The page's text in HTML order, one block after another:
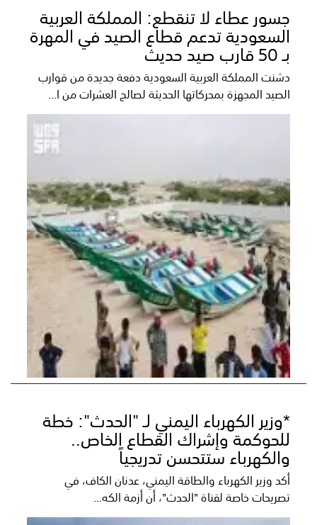
جسور عطاء لا تنقطع: المملكة العربية
السعودية تدعم قطاع الصيد في المهرة
بـ 50 قارب صيد حديث
دشنت المملكة العربية السعودية دفعة جديدة من قوارب
الصيد المجهزة بمحركاتها الحديثة لصالح العشرات من ا...
*وزير الكهرباء اليمني لـ "الحدث": خطة
للحوكمة وإشراك القطاع الخاص..
والكهرباء ستتحسن تدريجياً
أكد وزير الكهرباء والطاقة اليمني، عدنان الكاف، في
تصريحات خاصة لقناة "الحدث"، أن أزمة الكه...